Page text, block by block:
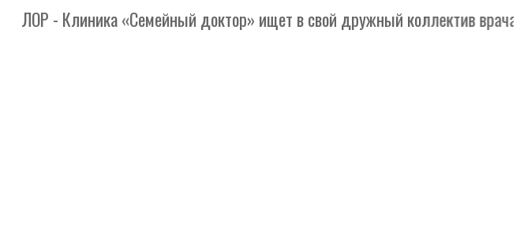
ЛОР - Клиника «Семейный доктор» ищет в свой дружный коллектив врача